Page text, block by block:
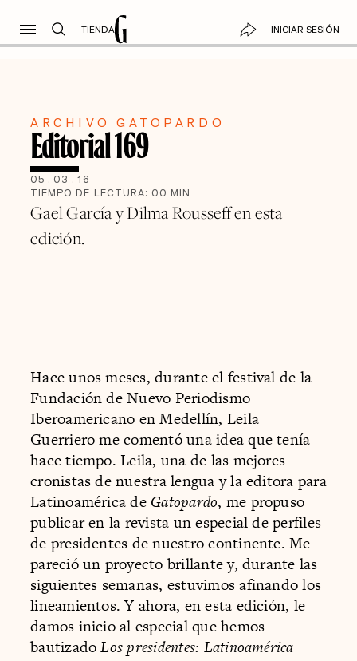
TIENDA INICIAR SESIÓN
ARCHIVO GATOPARDO
Editorial 169
05 . 03 . 16
TIEMPO DE LECTURA: 00 MIN
Gael García y Dilma Rousseff en esta
edición.
Hace unos meses, durante el festival de la
Fundación de Nuevo Periodismo
Iberoamericano en Medellín, Leila
Guerriero me comentó una idea que tenía
hace tiempo. Leila, una de las mejores
cronistas de nuestra lengua y la editora para
Latinoamérica de Gatopardo, me propuso
publicar en la revista un especial de perfiles
de presidentes de nuestro continente. Me
pareció un proyecto brillante y, durante las
siguientes semanas, estuvimos afinando los
lineamientos. Y ahora, en esta edición, le
damos inicio al especial que hemos
bautizadoLos presidentes: Latinoamérica